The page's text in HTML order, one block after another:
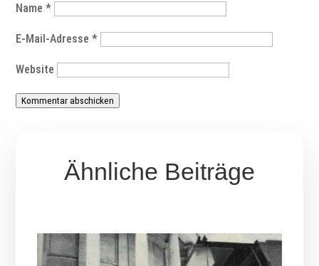
Name*
E-Mail-Adresse*
Website
Kommentar abschicken
Ähnliche Beiträge